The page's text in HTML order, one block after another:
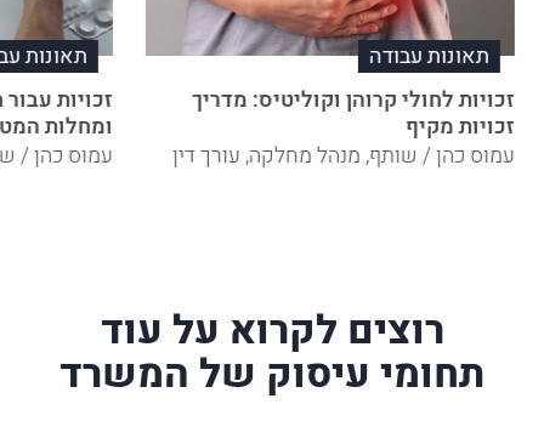
תאונות עבודה
זכויות לחולי קרוהן וקוליטיס: מדריך
זכויות מקיף
עמוס כהן / שותף, מנהל מחלקה, עורך דין
תאונות
זכויות
ומחלות
עמוס כהן /
רוצים לקרוא על עוד
תחומי עיסוק של המשרד